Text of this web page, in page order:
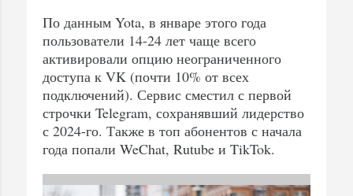
По данным Yota, в январе этого года
пользователи 14-24 лет чаще всего
активировали опцию неограниченного
доступа к VK (почти 10% от всех
подключений). Сервис сместил с первой
строчки Telegram, сохранявший лидерство
с 2024-го. Также в топ абонентов с начала
года попали WeChat, Rutube и TikTok.